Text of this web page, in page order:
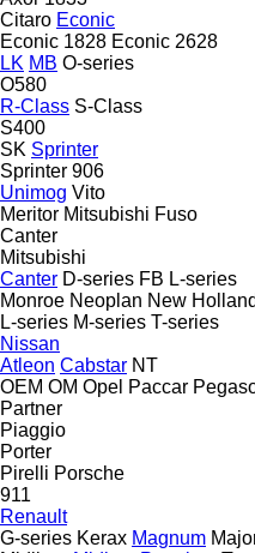
Citaro Econic
Econic 1828 Econic 2628
LK MB O-series
O580
R-Class S-Class
S400
SK Sprinter
Sprinter 906
Unimog Vito
Meritor Mitsubishi Fuso
Canter
Mitsubishi
Canter D-series FB L-series
Monroe Neoplan New Holland
L-series M-series T-series
Nissan
Atleon Cabstar NT
OEM OM Opel Paccar
Partner
Piaggio
Porter
Pirelli Porsche
911
Renault
G-series Kerax Magnum